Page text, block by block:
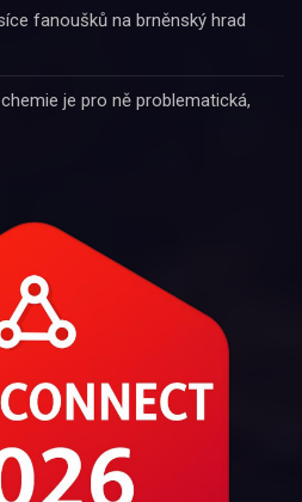
fanoušků na brněnský hrad
je pro ně problematická,